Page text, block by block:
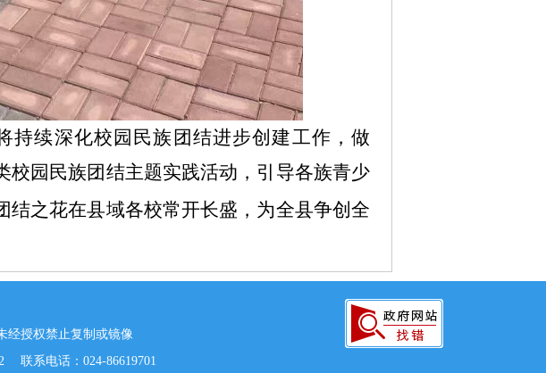
持续深化校园民族团结进步创建工作，做
校园民族团结主题实践活动，引导各族青少
之花在县域各校常开长盛，为全县争创全
经授权禁止复制或镜像
联系电话：024-86619701